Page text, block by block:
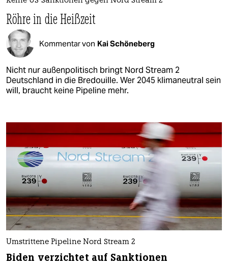
Röhre in die Heißzeit
Kommentar von Kai Schöneberg
Nicht nur außenpolitisch bringt Nord Stream 2
Deutschland in die Bredouille. Wer 2045 klimaneutral sein
will, braucht keine Pipeline mehr.
Umstrittene Pipeline Nord Stream 2
Biden verzichtet auf Sanktionen